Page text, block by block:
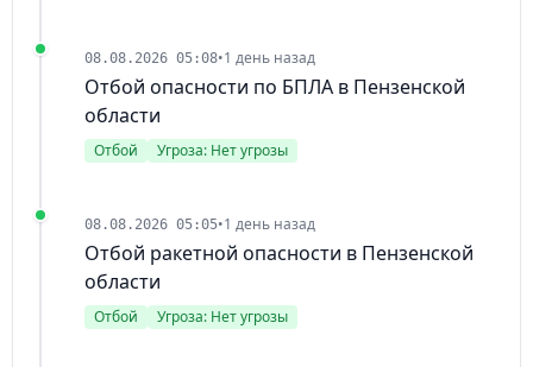
08.08.2026 05:08•1 день назад
Отбой опасности по БПЛА в Пензенской
области
Отбой Угроза: Нет угрозы
08.08.2026 05:05•1 день назад
Отбой ракетной опасности в Пензенской
области
Отбой Угроза: Нет угрозы